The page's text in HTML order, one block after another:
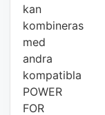
kan
kombineras
med
andra
kompatibla
POWER
FOR